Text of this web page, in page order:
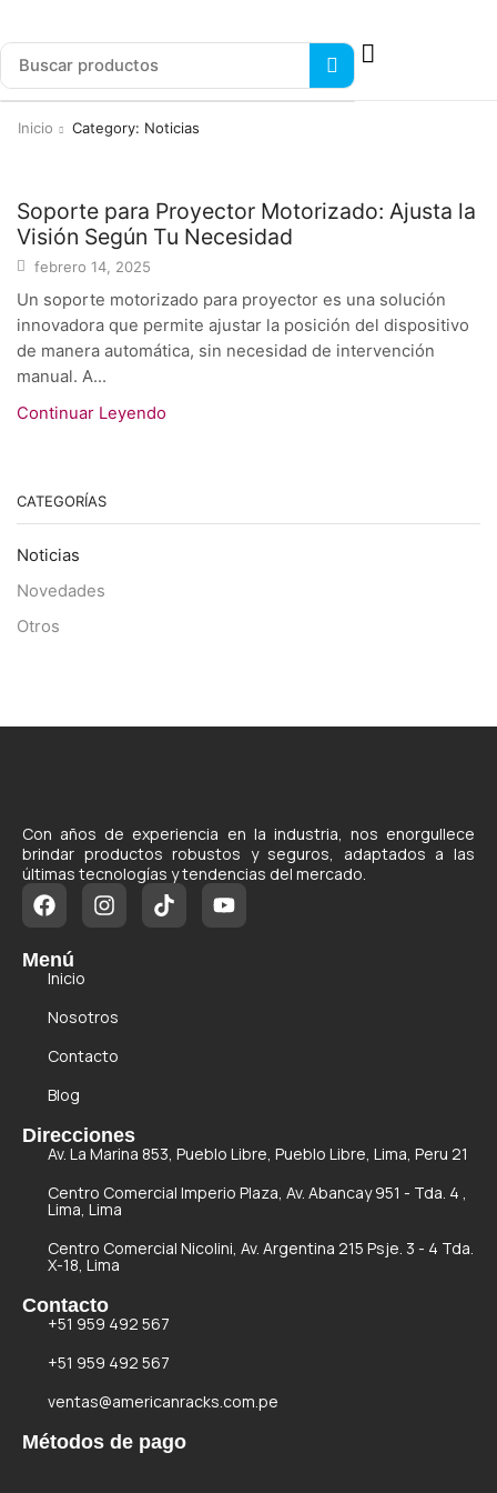
Inicio Category: Noticias
Noticias
Soporte para Proyector Motorizado: Ajusta la
Visión Según Tu Necesidad
febrero 14, 2025
Un soporte motorizado para proyector es una solución
innovadora que permite ajustar la posición del dispositivo
de manera automática, sin necesidad de intervención
manual. A...
Continuar Leyendo
CATEGORÍAS
Noticias
Novedades
Otros
Con años de experiencia en la industria, nos enorgullece
brindar productos robustos y seguros, adaptados a las
últimas tecnologías y tendencias del mercado.
Menú
Inicio
Nosotros
Contacto
Blog
Direcciones
Av. La Marina 853, Pueblo Libre, Pueblo Libre, Lima, Peru 21
Centro Comercial Imperio Plaza, Av. Abancay 951 - Tda. 4 ,
Lima, Lima
Centro Comercial Nicolini, Av. Argentina 215 Psje. 3 - 4 Tda.
X-18, Lima
Contacto
+51 959 492 567
+51 959 492 567
ventas@americanracks.com.pe
Métodos de pago